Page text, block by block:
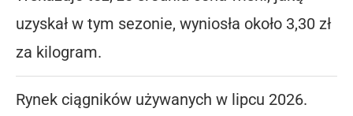
uzyskał w tym sezonie, wyniosła około 3,30 zł
za kilogram.
Rynek ciągników używanych w lipcu 2026.